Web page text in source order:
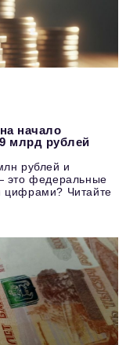
начало
млрд рублей
рублей и
это федеральные
цифрами? Читайте